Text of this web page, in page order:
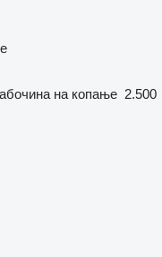
на копање 2.500